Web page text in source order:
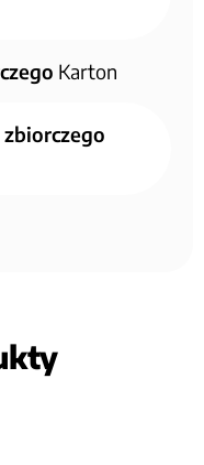
Karton